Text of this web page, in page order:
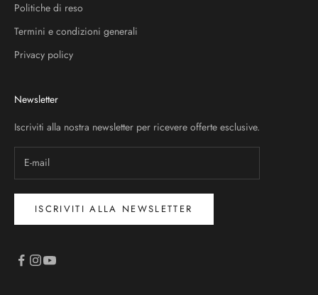
Politiche di reso
Termini e condizioni generali
Privacy policy
Newsletter
Iscriviti alla nostra newsletter per ricevere offerte esclusive.
ISCRIVITI ALLA NEWSLETTER